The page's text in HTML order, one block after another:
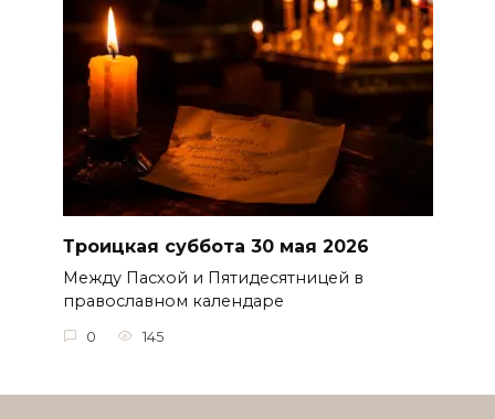
Троицкая суббота 30 мая 2026
Между Пасхой и Пятидесятницей в
православном календаре
0 145